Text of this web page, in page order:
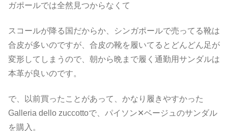
ガポールでは全然見つからなくて
スコールが降る国だからか、シンガポールで売ってる靴は
合皮が多いのですが、合皮の靴を履いてるとどんどん足が
変形してしまうので、朝から晩まで履く通勤用サンダルは
本革が良いのです。
で、以前買ったことがあって、かなり履きやすかった
Galleria dello zuccottoで、パイソン✕ベージュのサンダル
を購入。